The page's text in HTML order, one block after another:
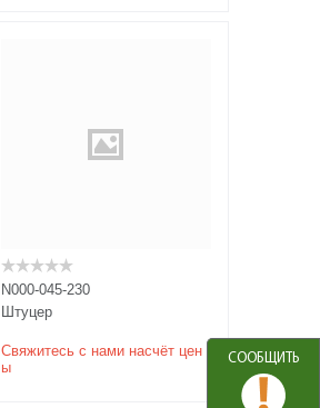
N000-045-230
Штуцер
Свяжитесь с нами насчёт цен
ы
СООБЩИТЬ